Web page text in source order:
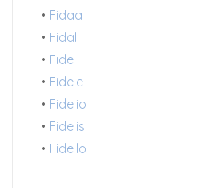
• Fidaa
• Fidal
• Fidel
• Fidele
• Fidelio
• Fidelis
• Fidello